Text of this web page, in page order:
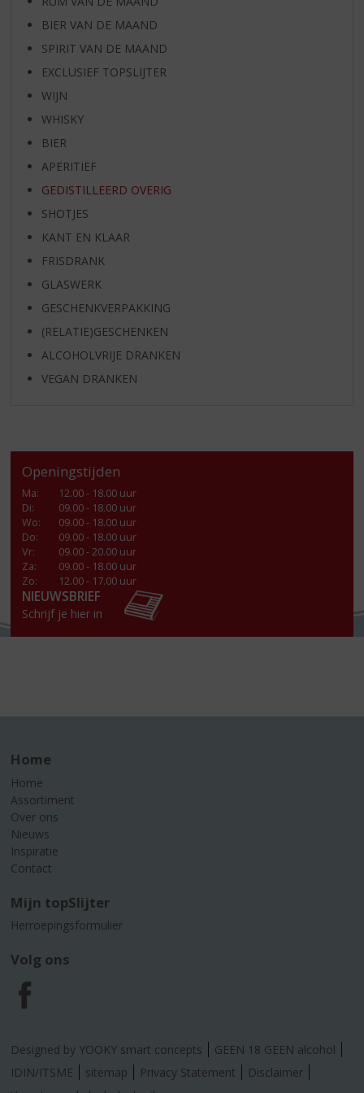
BIER VAN DE MAAND
SPIRIT VAN DE MAAND
EXCLUSIEF TOPSLIJTER
WIJN
WHISKY
BIER
APERITIEF
GEDISTILLEERD OVERIG
SHOTJES
KANT EN KLAAR
FRISDRANK
GLASWERK
GESCHENKVERPAKKING
(RELATIE)GESCHENKEN
ALCOHOLVRIJE DRANKEN
VEGAN DRANKEN
Openingstijden
Ma:
12.00 - 18.00 uur
Di:
09.00 - 18.00 uur
Wo:
09.00 - 18.00 uur
Do:
09.00 - 18.00 uur
Vr:
09.00 - 20.00 uur
Za:
09.00 - 18.00 uur
Zo:
12.00 - 17.00 uur
NIEUWSBRIEF
Schrijf je hier in
Home
Home
Assortiment
Over ons
Nieuws
Inspiratie
Contact
Mijn topSlijter
Herroepingsformulier
Volg ons
F
a
c
Designed by YOOKY smart concepts
GEEN 18 GEEN alcohol
IDIN/ITSME
sitemap Privacy Statement
Disclaimer